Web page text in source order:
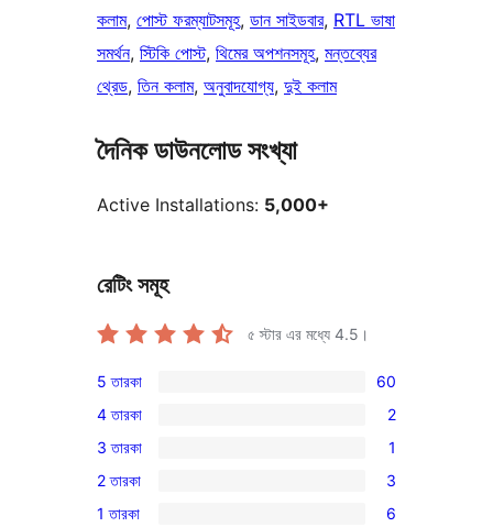
কলাম, পোস্ট ফরম্যাটসমূহ, ডান সাইডবার, RTL ভাষা
সমর্থন, স্টিকি পোস্ট, থিমের অপশনসমূহ, মন্তব্যের
থ্রেড, তিন কলাম, অনুবাদযোগ্য, দুই কলাম
দৈনিক ডাউনলোড সংখ্যা
Active Installations: 5,000+
রেটিং সমূহ
৫ স্টার এর মধ্যে 4.5 ।
60টি
5-
স্টার
রিভিউ
5 তারকা 60
2টি
4-
স্টার
রিভিউ
4 তারকা 2
1টি
3-
স্টার
3 তারকা 1
3টি
2-
2 তারকা 3
1 তারকা 6